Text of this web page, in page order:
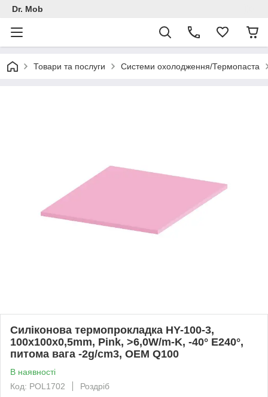
Dr. Mob
Товари та послуги Системи охолодження/Термопаста
Силіконова термопрокладка HY-100-3,
100x100x0,5mm, Pink, >6,0W/m-K, -40° E240°,
питома вага -2g/cm3, OEM Q100
В наявності
Код: POL1702
Роздріб